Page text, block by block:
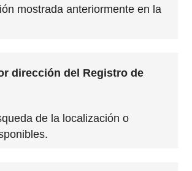
mostrada anteriormente en la
dirección del Registro de
de la localización o